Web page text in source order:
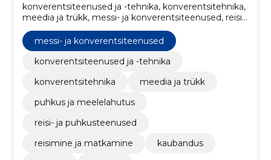
konverentsiteenused ja -tehnika, konverentsitehnika,
meedia ja trükk, messi- ja konverentsiteenused, reisi-
ja puhkusteenused, reisimine ja matkamine,
kaubandus, Hotellid, puhkus ja meelelahutus
messi- ja konverentsiteenused
konverentsiteenused ja -tehnika
konverentsitehnika
meedia ja trükk
puhkus ja meelelahutus
reisi- ja puhkusteenused
reisimine ja matkamine
kaubandus